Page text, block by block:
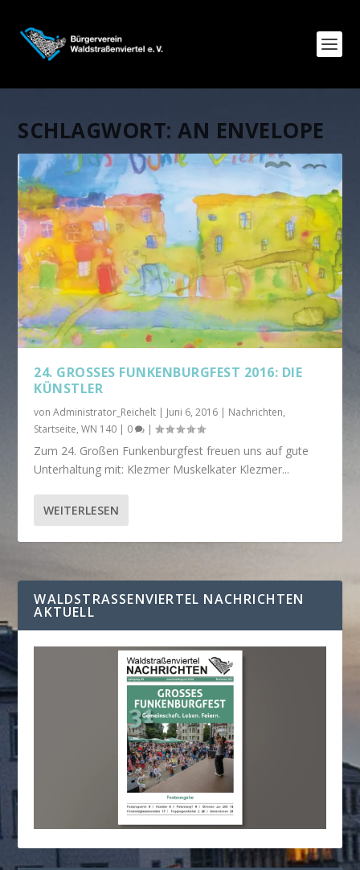
SCHLAGWORT:AN ENVELOPE
24. GROSSES FUNKENBURGFEST 2016: DIE K
ÜNSTLER
vonAdministrator_Reichelt | Juni 6, 2016 | Nachrichten,
Startseite,WN 140 | 0 |
Zum 24. Großen Funkenburgfest freuen uns auf gute
Unterhaltung mit: Klezmer Muskelkater Klezmer...
WEITERLESEN
WALDSTRASSENVIERTEL NACHRICHTEN A
KTUELL